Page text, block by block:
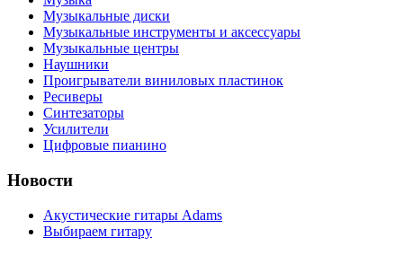
Музыкальные диски
Музыкальные инструменты и аксессуары
Музыкальные центры
Наушники
Проигрыватели виниловых пластинок
Ресиверы
Синтезаторы
Усилители
Цифровые пианино
Новости
Акустические гитары Adams
Выбираем гитару